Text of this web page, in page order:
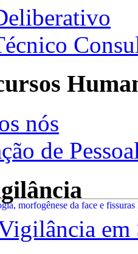
nós
de
em